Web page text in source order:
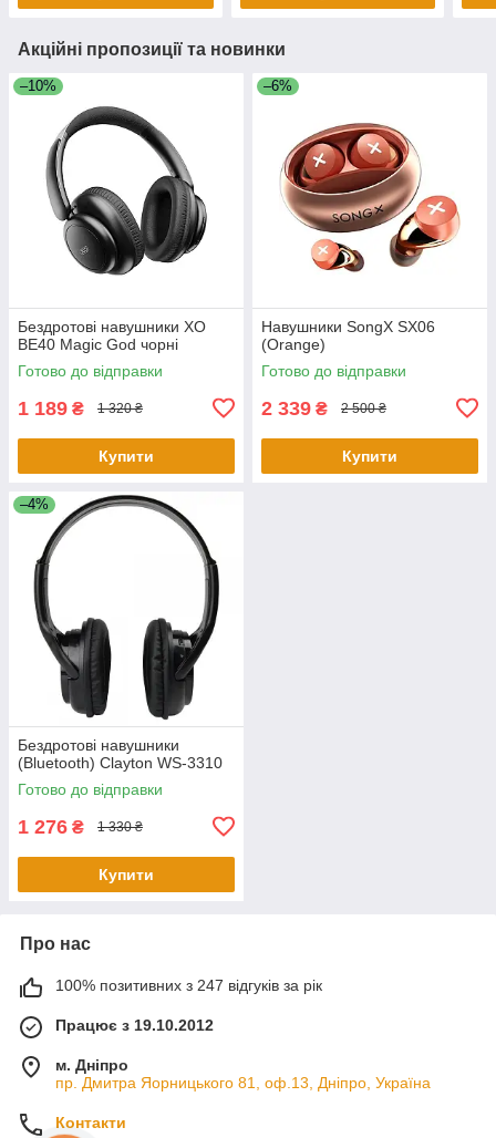
Акційні пропозиції та новинки
–10%
Бездротові навушники XO
BE40 Magic God чорні
Готово до відправки
1 189 ₴ 1 320 ₴
Купити
–6%
Навушники SongX SX06
(Orange)
Готово до відправки
2 339 ₴ 2 500 ₴
Купити
–4%
Бездротові навушники
(Bluetooth) Clayton WS-3310
Готово до відправки
1 276 ₴ 1 330 ₴
Купити
Про нас
100% позитивних з 247 відгуків за рік
Працює з 19.10.2012
м. Дніпро
пр. Дмитра Яорницького 81, оф.13, Дніпро, Україна
Контакти